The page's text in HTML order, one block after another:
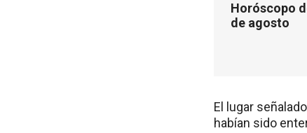
Horóscopo
de agosto
El lugar
habían sido